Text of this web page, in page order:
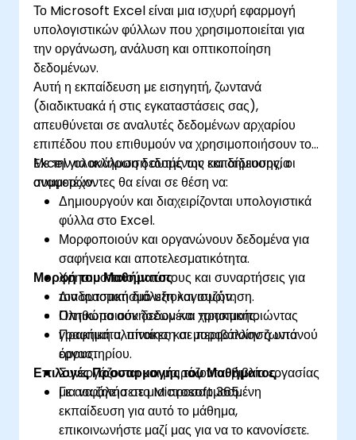
χρηματοοικονομικού τομέα και προγραμματιστές να
εξαλείψουν τις χειρωνακτικές εργασίες και να
ξεκλειδώσουν προηγμένες δυνατότητες διαχείρισης
δεδομένων και αναφορών.
Το Microsoft Excel είναι μια ισχυρή εφαρμογή
υπολογιστικών φύλλων που χρησιμοποιείται για
την οργάνωση, ανάλυση και οπτικοποίηση
δεδομένων.
Αυτή η εκπαίδευση με εισηγητή, ζωντανά
(διαδικτυακά ή στις εγκαταστάσεις σας),
απευθύνεται σε αναλυτές δεδομένων αρχαρίου
επιπέδου που επιθυμούν να χρησιμοποιήσουν το
Excel για ανάλυση δεδομένων και δημιουργία
αναφορών.
Με την ολοκλήρωση αυτής της εκπαίδευσης, οι
συμμετέχοντες θα είναι σε θέση να:
Δημιουργούν και διαχειρίζονται υπολογιστικά
φύλλα στο Excel.
Μορφοποιούν και οργανώνουν δεδομένα για
σαφήνεια και αποτελεσματικότητα.
Χρησιμοποιούν τύπους και συναρτήσεις για
τον αυτοματισμό υπολογισμών.
Οπτικοποιούν δεδομένα χρησιμοποιώντας
γραφήματα, πίνακες και μορφοποίηση υπό
όρους.
Συνεργάζονται και μοιράζονται βιβλία εργασίας
με ασφάλεια στο Microsoft 365.
Μορφή του Μαθήματος
Διαδραστική διάλεξη και συζήτηση.
Πληθώρα ασκήσεων και πρακτικής.
Πρακτική υλοποίηση σε περιβάλλον ζωντανού
εργαστηρίου.
Επιλογές Προσαρμογής του Μαθήματος
Για να ζητήσετε μια προσαρμοσμένη
εκπαίδευση για αυτό το μάθημα,
επικοινωνήστε μαζί μας για να το κανονίσετε.